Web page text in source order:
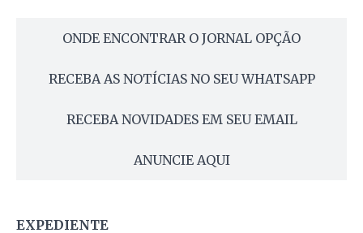
ONDE ENCONTRAR O JORNAL OPÇÃO
RECEBA AS NOTÍCIAS NO SEU WHATSAPP
RECEBA NOVIDADES EM SEU EMAIL
ANUNCIE AQUI
EXPEDIENTE